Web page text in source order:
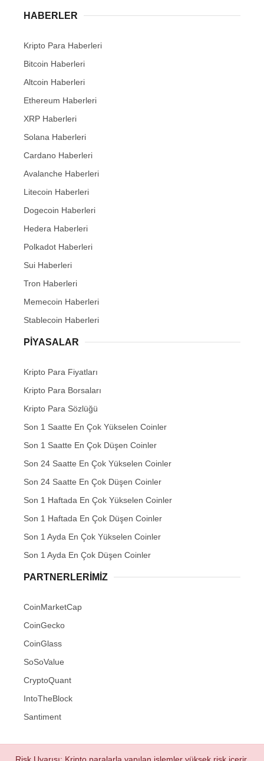
HABERLER
Kripto Para Haberleri
Bitcoin Haberleri
Altcoin Haberleri
Ethereum Haberleri
XRP Haberleri
Solana Haberleri
Cardano Haberleri
Avalanche Haberleri
Litecoin Haberleri
Dogecoin Haberleri
Hedera Haberleri
Polkadot Haberleri
Sui Haberleri
Tron Haberleri
Memecoin Haberleri
Stablecoin Haberleri
PIYASALAR
Kripto Para Fiyatları
Kripto Para Borsaları
Kripto Para Sözlüğü
Son 1 Saatte En Çok Yükselen Coinler
Son 1 Saatte En Çok Düşen Coinler
Son 24 Saatte En Çok Yükselen Coinler
Son 24 Saatte En Çok Düşen Coinler
Son 1 Haftada En Çok Yükselen Coinler
Son 1 Haftada En Çok Düşen Coinler
Son 1 Ayda En Çok Yükselen Coinler
Son 1 Ayda En Çok Düşen Coinler
PARTNERLERIMIZ
CoinMarketCap
CoinGecko
CoinGlass
SoSoValue
CryptoQuant
IntoTheBlock
Santiment
Risk Uyarısı: Kripto paralarla yapılan işlemler yüksek risk içerir.